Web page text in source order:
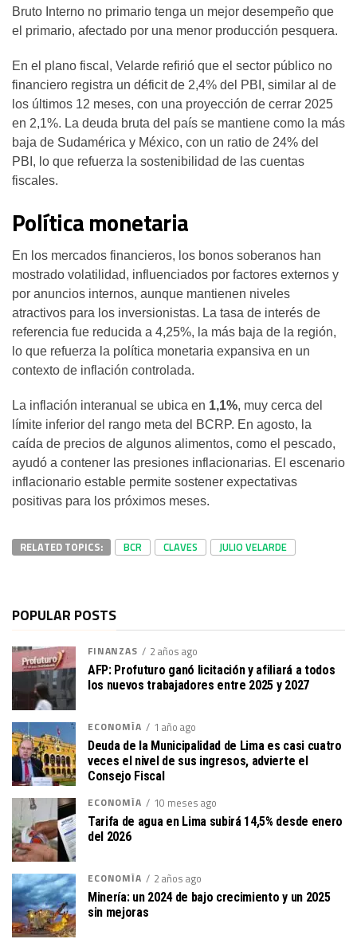
Bruto Interno no primario tenga un mejor desempeño que
el primario, afectado por una menor producción pesquera.
En el plano fiscal, Velarde refirió que el sector público no
financiero registra un déficit de 2,4% del PBI, similar al de
los últimos 12 meses, con una proyección de cerrar 2025
en 2,1%. La deuda bruta del país se mantiene como la más
baja de Sudamérica y México, con un ratio de 24% del
PBI, lo que refuerza la sostenibilidad de las cuentas
fiscales.
Política monetaria
En los mercados financieros, los bonos soberanos han
mostrado volatilidad, influenciados por factores externos y
por anuncios internos, aunque mantienen niveles
atractivos para los inversionistas. La tasa de interés de
referencia fue reducida a 4,25%, la más baja de la región,
lo que refuerza la política monetaria expansiva en un
contexto de inflación controlada.
La inflación interanual se ubica en 1,1%, muy cerca del
límite inferior del rango meta del BCRP. En agosto, la
caída de precios de algunos alimentos, como el pescado,
ayudó a contener las presiones inflacionarias. El escenario
inflacionario estable permite sostener expectativas
positivas para los próximos meses.
RELATED TOPICS: BCR CLAVES JULIO VELARDE
POPULAR POSTS
FINANZAS 2 años ago
AFP: Profuturo ganó licitación y afiliará a todos
los nuevos trabajadores entre 2025 y 2027
ECONOMÍA 1 año ago
Deuda de la Municipalidad de Lima es casi cuatro
veces el nivel de sus ingresos, advierte el
Consejo Fiscal
ECONOMÍA
10 meses ago
Tarifa de agua en Lima subirá 14,5% desde enero
del 2026
ECONOMÍA 2 años ago
Minería: un 2024 de bajo crecimiento y un 2025
sin mejoras